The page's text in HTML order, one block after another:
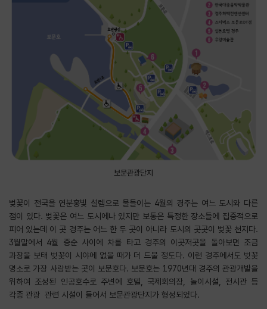
보문관광단지
벚꽃이 전국을 연분홍빛 설렘으로 물들이는 4월의 경주는 여느 도시와 다른
점이 있다. 벚꽃은 여느 도시에나 있지만 보통은 특정한 장소들에 집중적으로
피어 있는데 이 곳 경주는 어느 한 두 곳이 아니라 도시의 곳곳이 벚꽃 천지다.
3월말에서 4월 중순 사이에 차를 타고 경주의 이곳저곳을 돌아보면 조금
과장을 보태 벚꽃이 시야에 없을 때가 더 드물 정도다. 이런 경주에서도 벚꽃
명소로 가장 사랑받는 곳이 보문호다. 보문호는 1970년대 경주의 관광개발을
위하여 조성된 인공호수로 주변에 호텔, 국제회의장, 놀이시설, 전시관 등
각종 관광 관련 시설이 들어서 보문관광단지가 형성되었다.